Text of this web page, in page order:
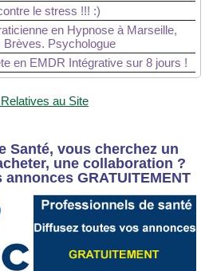
le stress !!! :)
en Hypnose à Marseille,
Psychologue
en EMDR Intégrative sur 8 jours !
au Site
Santé, vous cherchez un
une collaboration ?
GRATUITEMENT